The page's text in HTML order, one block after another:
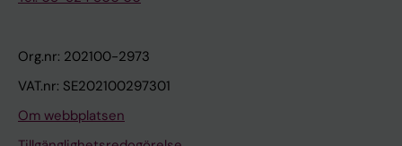
Org.nr: 202100-2973
VAT.nr: SE202100297301
Om webbplatsen